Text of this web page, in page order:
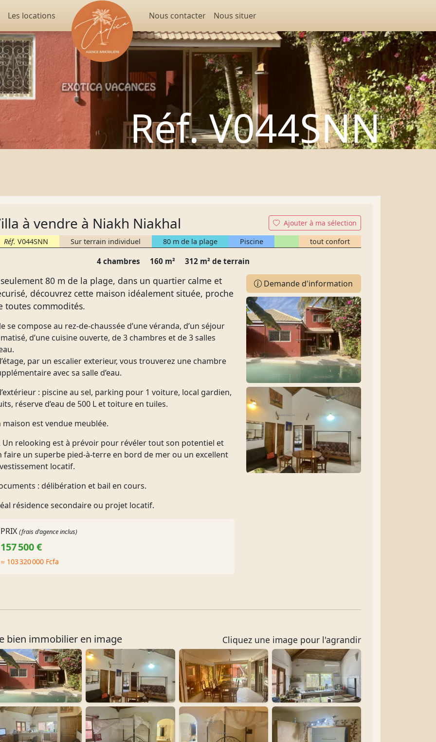
Les locations Nous contacter Nous situer
Réf. V044SNN
à vendre à Niakh Niakhal
Ajouter à ma sélection
Réf. V044SNN Sur terrain individuel 80 m de la plage Piscine tout confort
4 chambres 160 m² 312 m² de terrain
80 m de la plage, dans un quartier calme et
découvrez cette maison idéalement située, proche
toutes commodités.
se compose au rez-de-chaussée d’une véranda, d’un séjour
d’une cuisine ouverte, de 3 chambres et de 3 salles
par un escalier exterieur, vous trouverez une chambre
avec sa salle d’eau.
: piscine au sel, parking pour 1 voiture, local gardien,
réserve d’eau de 500 L et toiture en tuiles.
maison est vendue meublée.
relooking est à prévoir pour révéler tout son potentiel et
faire un superbe pied-à-terre en bord de mer ou un excellent
locatif.
: délibération et bail en cours.
résidence secondaire ou projet locatif.
PRIX (frais d'agence inclus)
157 500 €
≈ 103 320 000 Fcfa
Demande d'information
bien immobilier en image Cliquez une image pour l'agrandir